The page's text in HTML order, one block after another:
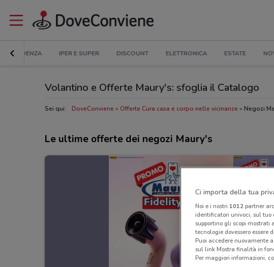
IN EVIDENZA IPER E SUPER DISCOUNT ELETTRONICA ESTATE
Volantino e Offerte Maury's: sfoglia il Catalogo
Sei qui: DoveConviene Offerte Cura casa e corpo nelle vicinanze Negozi
Le ultime offerte dei negozi Maury's
Ci importa della tua
Noi e i nostri 1012partner
identificatori univoci, sul tuo
supportino gli scopi mostrati
tecnologie dovessero
Puoi accedere nuovamente
sul link Mostra finalità in
Per maggiori informazioni,